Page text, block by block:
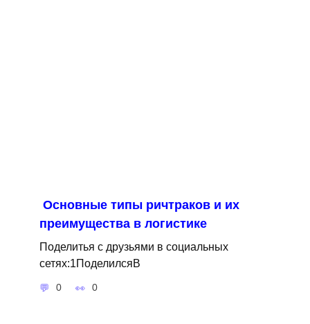
Основные типы ричтраков и их
преимущества в логистике
Поделитья с друзьями в социальных
сетях:1ПоделилсяВ
0 0